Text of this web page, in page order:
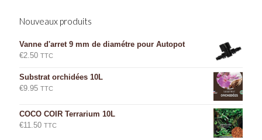
Nouveaux produits
Vanne d'arret 9 mm de diamétre pour Autopot
€2.50 TTC
Substrat orchidées 10L
€9.95 TTC
COCO COIR Terrarium 10L
€11.50 TTC